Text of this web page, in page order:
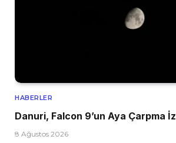
HABERLER
Danuri, Falcon 9’un Aya Çarpma
8 Ağustos 2026